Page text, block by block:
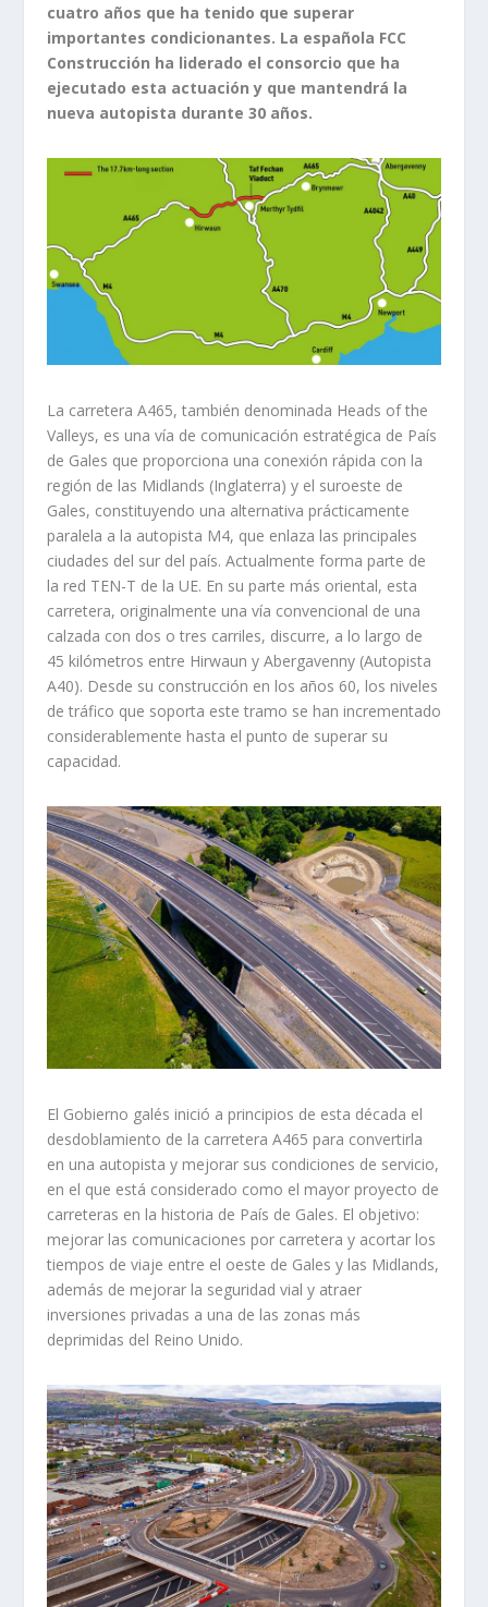
cuatro años que ha tenido que superar
importantes condicionantes. La española FCC
Construcción ha liderado el consorcio que ha
ejecutado esta actuación y que mantendrá la
nueva autopista durante 30 años.
La carretera A465, también denominada Heads of the
Valleys, es una vía de comunicación estratégica de País
de Gales que proporciona una conexión rápida con la
región de las Midlands (Inglaterra) y el suroeste de
Gales, constituyendo una alternativa prácticamente
paralela a la autopista M4, que enlaza las principales
ciudades del sur del país. Actualmente forma parte de
la red TEN-T de la UE. En su parte más oriental, esta
carretera, originalmente una vía convencional de una
calzada con dos o tres carriles, discurre, a lo largo de
45 kilómetros entre Hirwaun y Abergavenny (Autopista
A40). Desde su construcción en los años 60, los niveles
de tráfico que soporta este tramo se han incrementado
considerablemente hasta el punto de superar su
capacidad.
El Gobierno galés inició a principios de esta década el
desdoblamiento de la carretera A465 para convertirla
en una autopista y mejorar sus condiciones de servicio,
en el que está considerado como el mayor proyecto de
carreteras en la historia de País de Gales. El objetivo:
mejorar las comunicaciones por carretera y acortar los
tiempos de viaje entre el oeste de Gales y las Midlands,
además de mejorar la seguridad vial y atraer
inversiones privadas a una de las zonas más
deprimidas del Reino Unido.